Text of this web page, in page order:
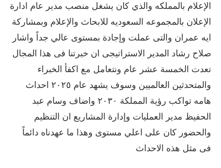
الإعلام بالمملكه والذي كان يشغل منصب مدير عام ادارة
الإعلان بالمجموعه السعوديه للابحاث والإعلام وبمشاركة
ايه عمران والتى عملت وإجادة بمستوى عالي جداً واشار
صلاح رشاد المدير الاستراتيجى ان خبرتنا فى هذا المجال
تعدت الخمسة عشر عام ونتعامل مع اكفأ الخبراء
والمتحدثين العالميين وسوف يشهد عام ٢٠٢٥ احداث
هامه تواكب رؤية المملكة ٢٠٣٠ واضاف وسام عبد
الحفيظ مدير العمليات وإدارة المشاريع ان التنظيم
والحضور كان على اعلي مستوى وهذا ما عهدناه دائماً
فى مثل هذه الاحداث